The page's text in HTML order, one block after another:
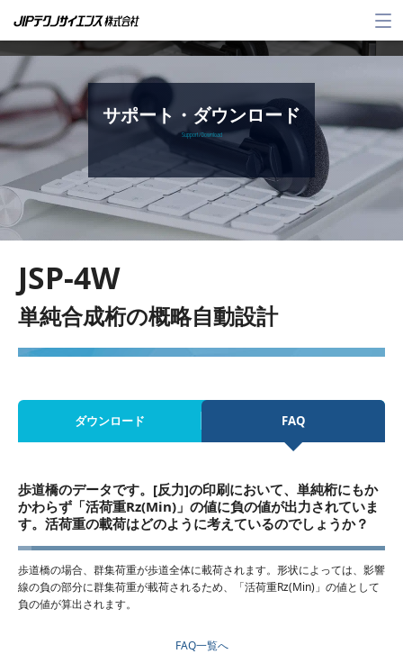
メ
ー
サポート・ダウンロード
Support / Download
JSP-4W
単純合成桁の概略自動設計
ダウンロード FAQ
歩道橋のデータです。[反力]の印刷において、単純桁にもか
かわらず「活荷重Rz(Min)」の値に負の値が出力されていま
す。活荷重の載荷はどのように考えているのでしょうか？
歩道橋の場合、群集荷重が歩道全体に載荷されます。形状によっては、影響
線の負の部分に群集荷重が載荷されるため、「活荷重Rz(Min)」の値として
負の値が算出されます。
FAQ一覧へ